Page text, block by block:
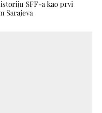
SFF-a kao prvi
Sarajeva